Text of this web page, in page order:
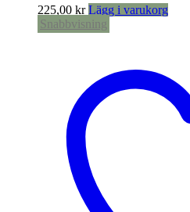
225,00 kr Lägg i varukorg
Snabbvisning